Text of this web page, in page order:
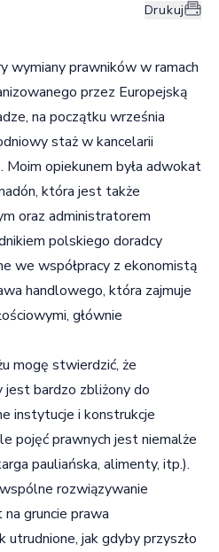
Drukuj
wymiany prawników w ramach
przez Europejską
na początku września
staż w kancelarii
Moim opiekunem była adwokat
która jest także
oraz administratorem
polskiego doradcy
we współpracy z ekonomistą
handlowego, która zajmuje
głównie
mogę stwierdzić, że
bardzo zbliżony do
instytucje i konstrukcje
pojęć prawnych jest niemalże
pauliańska, alimenty, itp.).
rozwiązywanie
gruncie prawa
utrudnione, jak gdyby przyszło